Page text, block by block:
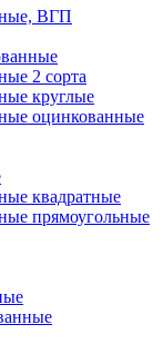
ВГП
2 сорта
круглые
оцинкованные
квадратные
прямоугольные